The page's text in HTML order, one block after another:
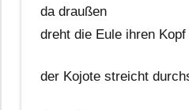
da draußen
dreht die Eule ihren Kopf
der Kojote streicht